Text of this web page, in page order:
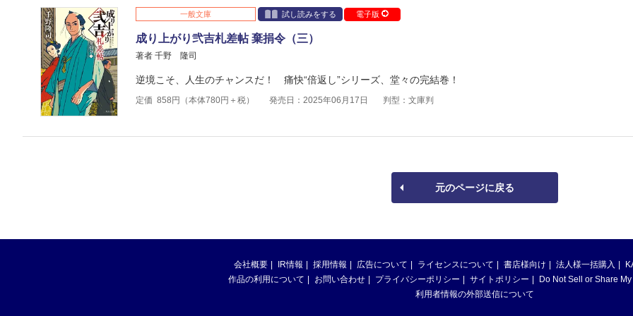
一般文庫 試し読みをする 電子版
成り上がり弐吉札差帖 棄捐令（三）
著者 千野 隆司
逆境こそ、人生のチャンスだ！ 痛快“倍返し”シリーズ、堂々の完結巻！
定価 858 円（本体780円＋税） 発売日：2025年06月17日 判型：文庫判
元のページに戻る
会社概要 IR情報 採用情報 広告について ライセンスについて 書店様向け 法人様一括購入
作品の利用について
お問い合わせ プライバシーポリシー サイトポリシー
Do Not Sell or Share
利用者情報の外部送信について